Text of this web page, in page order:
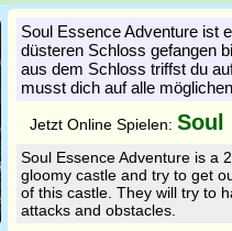
Soul Essence Adventure ist
düsteren Schloss gefangen
aus dem Schloss triffst du
musst dich auf alle
Jetzt Online Spielen: Soul
Soul Essence Adventure is a
gloomy castle and try to get
of this castle. They will try to
attacks and obstacles.